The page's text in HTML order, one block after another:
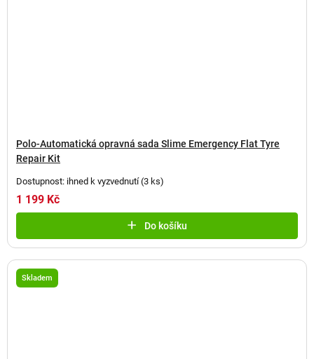
Polo-Automatická opravná sada Slime Emergency Flat Tyre
Repair Kit
Dostupnost: ihned k vyzvednutí(3 ks)
1 199 Kč
Do košíku
Skladem